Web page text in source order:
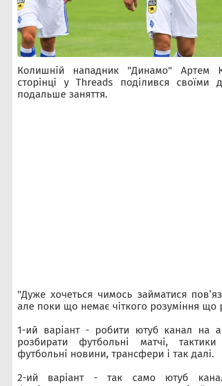
Колишній нападник "Динамо" Артем
сторінці у Threads поділився своїми
подальше заняття.
"Дуже хочеться чимось займатися
але поки що немає чіткого розуміння що
1-ий варіант - робити ютуб канал на
розбирати футбольні матчі,
футбольні новини, трансфери і так далі.
2-ий варіант - так само ютуб